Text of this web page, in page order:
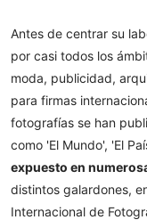
Antes de centrar su
por casi todos los
moda, publicidad,
para firmas
fotografías se han
como 'El Mundo', 'El
expuesto en
distintos galardones,
Internacional de